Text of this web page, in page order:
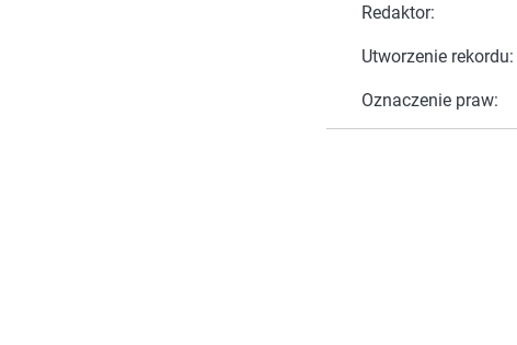
Redaktor:
Utworzenie rekordu:
Oznaczenie praw: